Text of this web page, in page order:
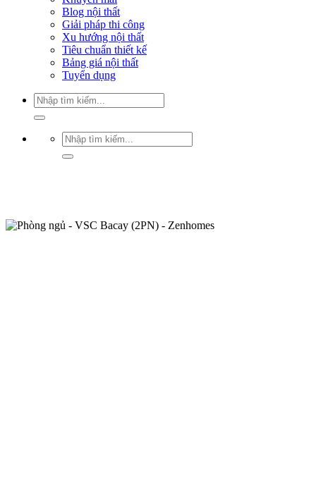
Blog nội thất
Giải pháp thi công
Xu hướng nội thất
Tiêu chuẩn thiết kế
Bảng giá nội thất
Tuyển dụng
Tìm
kiếm:
Tìm
kiếm: